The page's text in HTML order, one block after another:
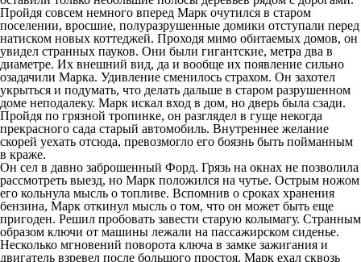
Пройдя совсем немного вперед Марк очутился в старом
поселении, вросшие, полуразрушенные домики отступали перед
натиском новых коттеджей. Проходя мимо обитаемых домов, он
увидел странных пауков. Они были гигантские, метра два в
диаметре. Их внешний вид, да и вообще их появление сильно
озадачили Марка. Удивление сменилось страхом. Он захотел
укрыться и подумать, что делать дальше в старом разрушенном
доме неподалеку. Марк искал вход в дом, но дверь была сзади.
Пройдя по грязной тропинке, он разглядел в гуще некогда
прекрасного сада старый автомобиль. Внутреннее желание
скорей уехать отсюда, превозмогло его боязнь быть пойманным
в краже.
Он сел в давно заброшенный Форд. Грязь на окнах не позволила
рассмотреть выезд, но Марк положился на чутье. Острым ножом
его кольнула мысль о топливе. Вспомнив о сроках хранения
бензина, Марк откинул мысль о том, что он может быть еще
пригоден. Решил пробовать завести старую колымагу. Странным
образом ключи от машины лежали на пассажирском сиденье.
Несколько мгновений поворота ключа в замке зажигания и
двигатель взревел после большого простоя. Марк ехал сквозь